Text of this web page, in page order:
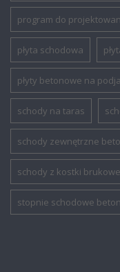
program do
płyta schodowa
płyty betonowe na
schody na taras
schody zewnętrzne
schody z kostki
stopnie schodowe